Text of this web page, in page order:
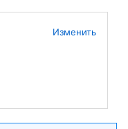
Изменить